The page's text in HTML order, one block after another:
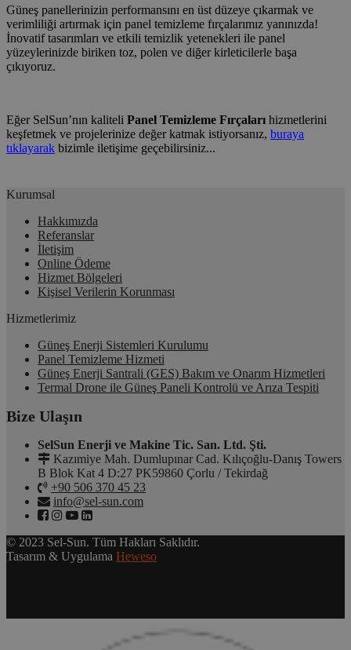
Güneş panellerinizin performansını en üst düzeye çıkarmak ve
verimliliği artırmak için panel temizleme fırçalarımız yanınızda!
İnovatif tasarımları ve etkili temizlik yetenekleri ile panel
yüzeylerinizde biriken toz, polen ve diğer kirleticilerle başa
çıkıyoruz.
Eğer SelSun’nın kaliteli Panel Temizleme Fırçaları hizmetlerini
keşfetmek ve projelerinize değer katmak istiyorsanız, buraya
tıklayarak bizimle iletişime geçebilirsiniz...
Kurumsal
Hakkımızda
Referanslar
İletişim
Online Ödeme
Hizmet Bölgeleri
Kişisel Verilerin Korunması
Hizmetlerimiz
Güneş Enerji Sistemleri Kurulumu
Panel Temizleme Hizmeti
Güneş Enerji Santrali (GES) Bakım ve Onarım Hizmetleri
Termal Drone ile Güneş Paneli Kontrolü ve Arıza Tespiti
Bize Ulaşın
SelSun Enerji ve Makine Tic. San. Ltd. Şti.
Kazımiye Mah. Dumlupınar Cad. Kılıçoğlu-Danış Towers
B Blok Kat 4 D:27 PK59860 Çorlu / Tekirdağ
+90 506 370 45 23
info@sel-sun.com
© 2023 Sel-Sun. Tüm Hakları Saklıdır.
Tasarım & Uygulama Heweso